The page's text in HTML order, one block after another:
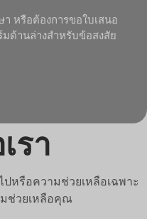
หรือต้องการขอใบเสนอ
ด้านล่างสำหรับข้อสงสัย
รา
หรือความช่วยเหลือเฉพาะ
มช่วยเหลือคุณ